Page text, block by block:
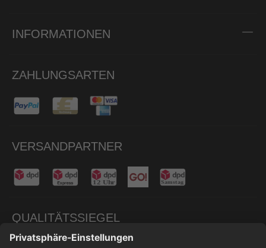
INFORMATIONEN
ZAHLUNGSARTEN
VERSANDPARTNER
QUALITÄTSSIEGEL